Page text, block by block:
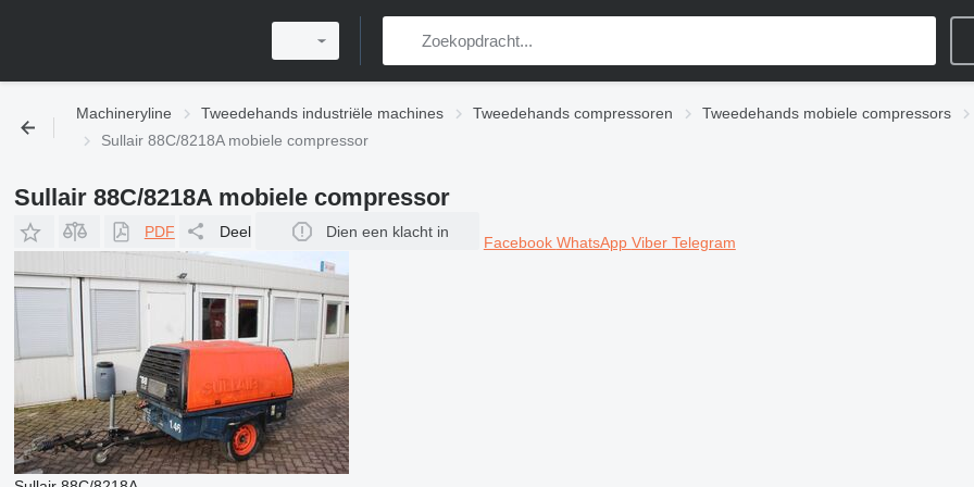
Machineryline Tweedehands industriële machines Tweedehands compressoren
Tweedehands mobiele compressors
Sullair 88C/8218A mobiele compressor
Sullair 88C/8218A mobiele compressor
PDF Deel Dien een klacht in
Facebook WhatsApp Viber Telegram